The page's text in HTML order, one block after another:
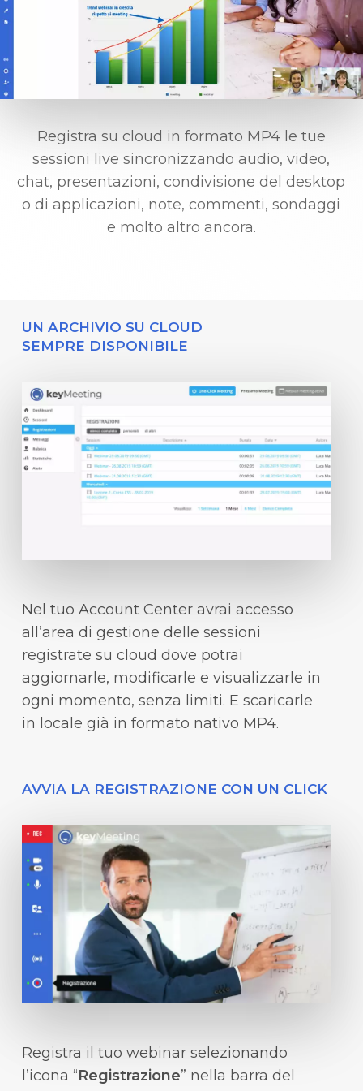
Registra su cloud in formato MP4 le tue
sessioni live sincronizzando audio, video,
chat, presentazioni, condivisione del desktop
o di applicazioni, note, commenti, sondaggi
e molto altro ancora.
UN ARCHIVIO SU CLOUD
SEMPRE DISPONIBILE
Nel tuo Account Center avrai accesso
all’area di gestione delle sessioni
registrate su cloud dove potrai
aggiornarle, modificarle e visualizzarle in
ogni momento, senza limiti. E scaricarle
in locale già in formato nativo MP4.
AVVIA LA REGISTRAZIONE CON UN CLICK
Registra il tuo webinar selezionando
l’icona “Registrazione” nella barra del